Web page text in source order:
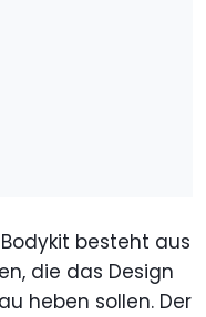
besteht aus
die das Design
heben sollen. Der